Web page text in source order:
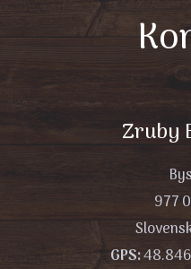
Zruby
977
GPS: